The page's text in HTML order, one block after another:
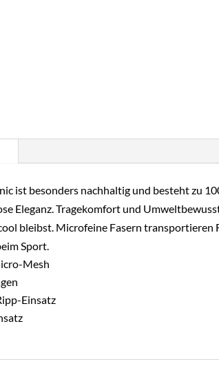
ist besonders nachhaltig und besteht zu
Eleganz. Tragekomfort und
bleibst. Microfeine Fasern transportieren
Sport.
Mesh
Einsatz